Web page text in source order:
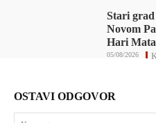
Stari grad
Novom
Hari
05/08/2026
OSTAVI ODGOVOR